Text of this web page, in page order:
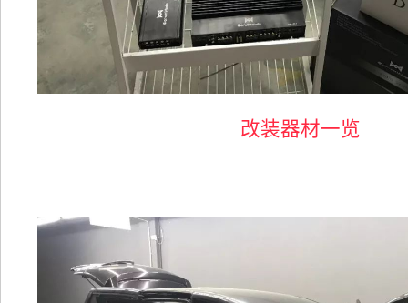
改装器材一览